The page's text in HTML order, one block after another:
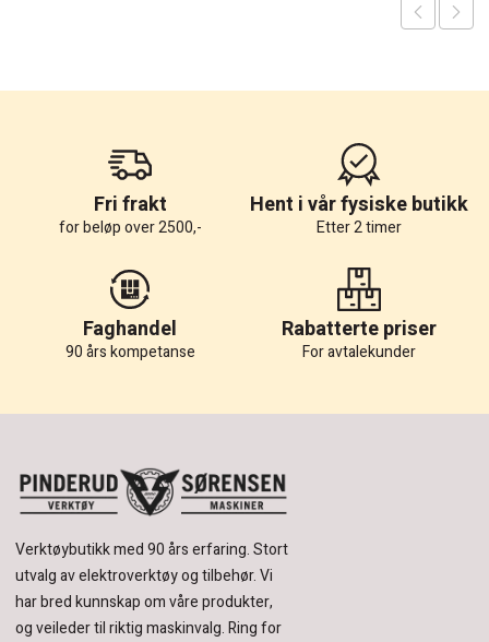
Fri frakt
for beløp over 2500,-
Hent i vår fysiske butikk
Etter 2 timer
Faghandel
90 års kompetanse
Rabatterte priser
For avtalekunder
Verktøybutikk med 90 års erfaring.Stort
utvalg av elektroverktøy og tilbehør.Vi
har bred kunnskap om våre produkter,
og veileder til riktig maskinvalg. Ring for